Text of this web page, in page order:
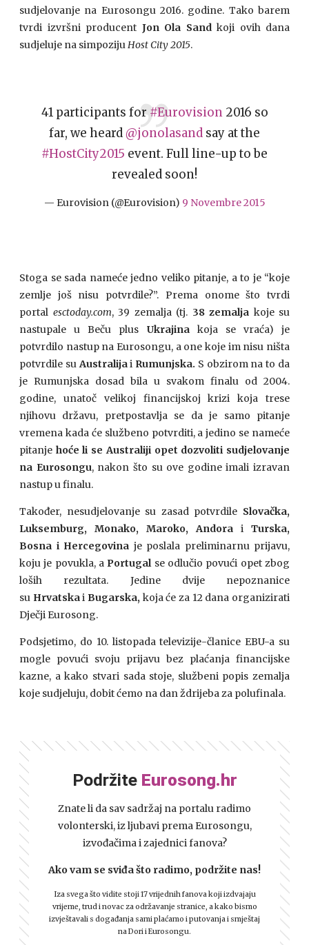
sudjelovanje na Eurosongu 2016. godine. Tako barem
tvrdi izvršni producent Jon Ola Sandkoji ovih dana
sudjeluje na simpozijuHost City 2015.
41 participants for#Eurovision2016 so
far, we heard@jonolasand say at the
#HostCity2015 event. Full line-up to be
revealed soon!
— Eurovision (@Eurovision) 9 Novembre 2015
Stoga se sada nameće jedno veliko pitanje, a to je “koje
zemlje još nisu potvrdile?”. Prema onome što tvrdi
portal esctoday.com, 39 zemalja (tj. 38 zemalja koje su
nastupale u Beču plus Ukrajinakoja se vraća) je
potvrdilo nastup na Eurosongu, a one koje im nisu ništa
potvrdile suAustralijai Rumunjska. S obzirom na to da
je Rumunjska dosad bila u svakom finalu od 2004.
godine, unatoč velikoj financijskoj krizi koja trese
njihovu državu, pretpostavlja se da je samo pitanje
vremena kada će službeno potvrditi, a jedino se nameće
pitanje hoće li se Australiji opet dozvoliti sudjelovanje
na Eurosongu, nakon što su ove godine imali izravan
nastup u finalu.
Također, nesudjelovanje su zasad potvrdile Slovačka,
Luksemburg, Monako, Maroko, Andora i Turska,
Bosna i Hercegovina je poslala preliminarnu prijavu,
koju je povukla, a Portugal se odlučio povući opet zbog
loših rezultata. Jedine dvije nepoznanice
su HrvatskaiBugarska, koja će za 12 dana organizirati
Dječji Eurosong.
Podsjetimo, do 10. listopada televizije-članice EBU-a su
mogle povući svoju prijavu bez plaćanja financijske
kazne, a kako stvari sada stoje, službeni popis zemalja
koje sudjeluju, dobit ćemo na dan ždrijeba za polufinala.
Podržite Eurosong.hr
Znate li da sav sadržaj na portalu radimo
volonterski, iz ljubavi prema Eurosongu,
izvođačima i zajednici fanova?
Ako vam se sviđa što radimo, podržite nas!
Iza svega što vidite stoji 17 vrijednih fanova koji izdvajaju
vrijeme, trud i novac za održavanje stranice, a kako bismo
izvještavali s događanja sami plaćamo i putovanja i smještaj
na Dori i Eurosongu.